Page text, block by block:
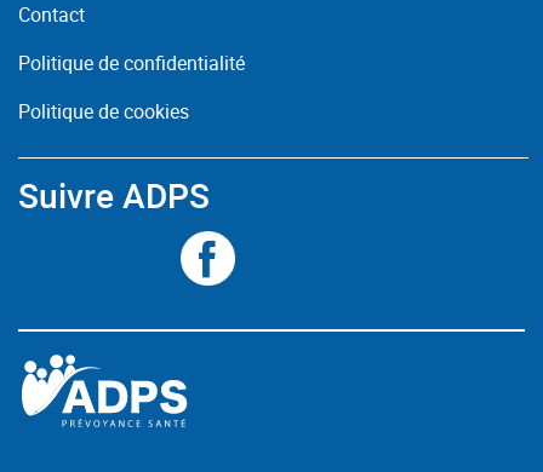
Contact
Politique de confidentialité
Politique de cookies
Suivre ADPS